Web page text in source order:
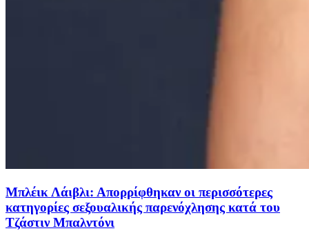
Μπλέικ Λάιβλι: Απορρίφθηκαν οι περισσότερες
κατηγορίες σεξουαλικής παρενόχλησης κατά του
Τζάστιν Μπαλντόνι